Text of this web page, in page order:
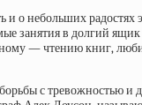
и о небольших радостях
занятия в долгий
— чтению книг,
с тревожностью и